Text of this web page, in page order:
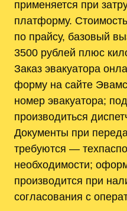
применяется при
платформу.
по прайсу, базовый
3500 рублей плюс
Заказ эвакуатора
форму на сайте
номер эвакуатора;
производиться
Документы при
требуются —
необходимости;
производится при
согласования с